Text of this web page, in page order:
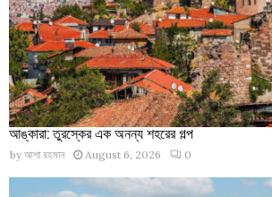
আঙ্কারা: তুরস্কের এক অনন্য শহরের গল্প
by আশা রহমান August 6, 2026 0